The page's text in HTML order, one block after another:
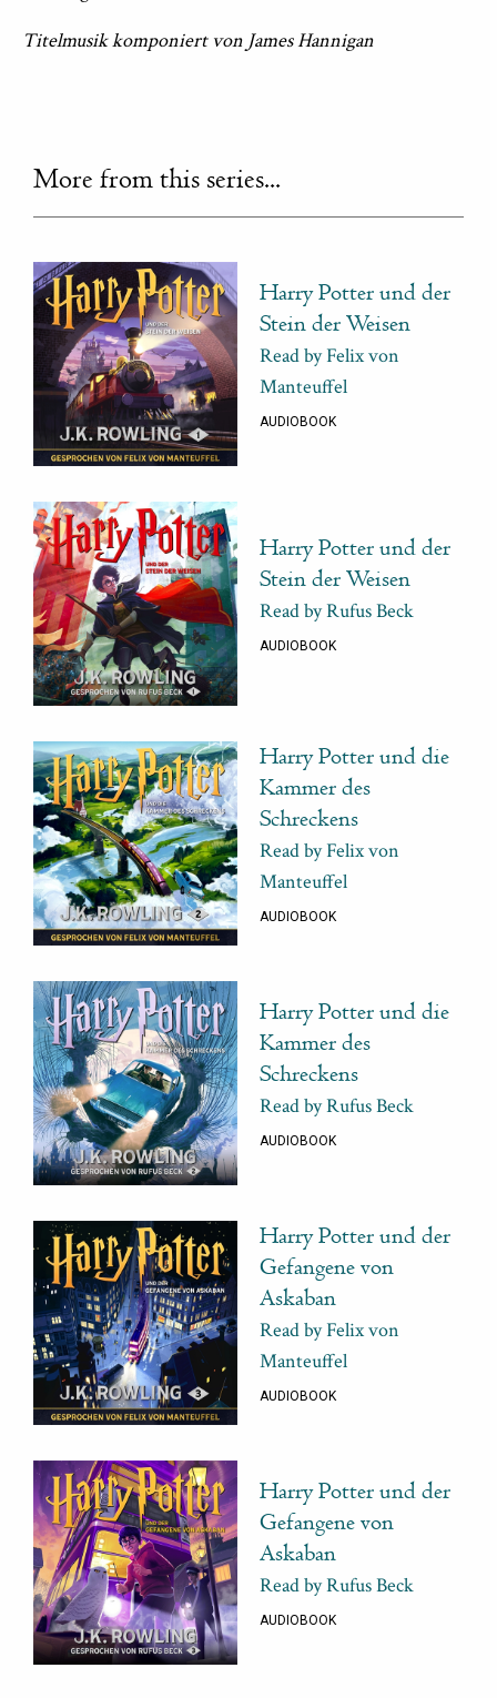
Titelmusik komponiert von James Hannigan
More from this series...
Harry Potter und der
Stein der Weisen
Read by Felix von
Manteuffel
AUDIOBOOK
Harry Potter und der
Stein der Weisen
Read by Rufus Beck
AUDIOBOOK
Harry Potter und die
Kammer des
Schreckens
Read by Felix von
Manteuffel
AUDIOBOOK
Harry Potter und die
Kammer des
Schreckens
Read by Rufus Beck
AUDIOBOOK
Harry Potter und der
Gefangene von
Askaban
Read by Felix von
Manteuffel
AUDIOBOOK
Harry Potter und der
Gefangene von
Askaban
Read by Rufus Beck
AUDIOBOOK